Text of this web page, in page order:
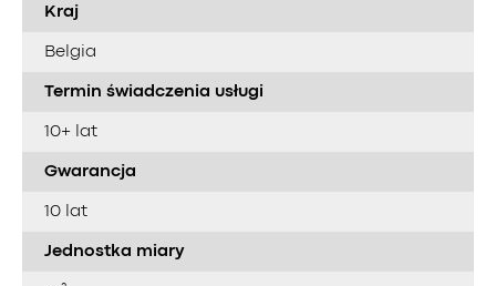
Kraj
Belgia
Termin świadczenia usługi
10+ lat
Gwarancja
10 lat
Jednostka miary